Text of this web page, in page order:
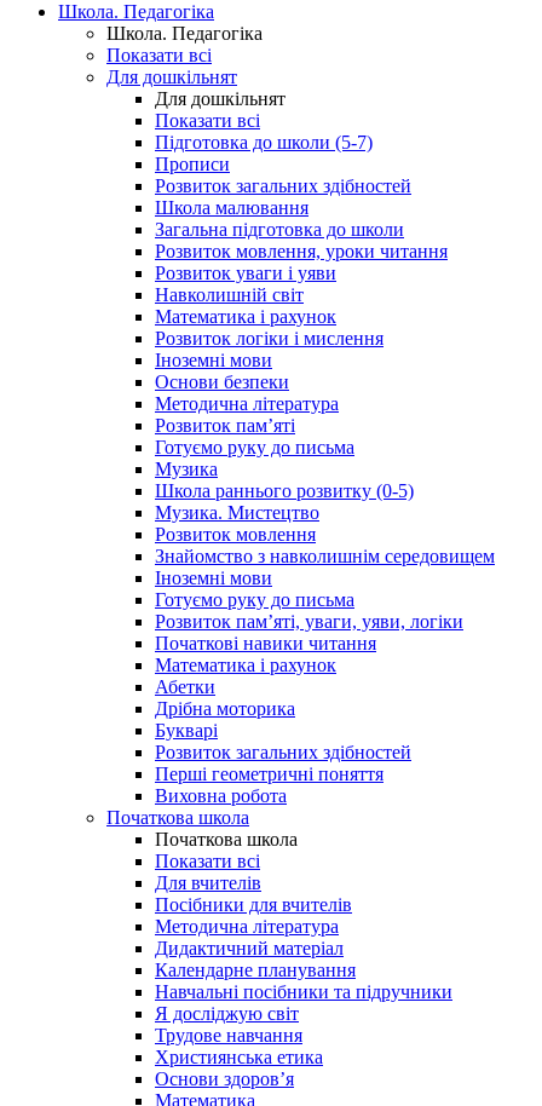
Школа. Педагогіка
Школа. Педагогіка
Показати всі
Для дошкільнят
Для дошкільнят
Показати всі
Підготовка до школи (5-7)
Прописи
Розвиток загальних здібностей
Школа малювання
Загальна підготовка до школи
Розвиток мовлення, уроки читання
Розвиток уваги і уяви
Навколишній світ
Математика і рахунок
Розвиток логіки і мислення
Іноземні мови
Основи безпеки
Методична література
Розвиток пам’яті
Готуємо руку до письма
Музика
Школа раннього розвитку (0-5)
Музика. Мистецтво
Розвиток мовлення
Знайомство з навколишнім середовищем
Іноземні мови
Готуємо руку до письма
Розвиток пам’яті, уваги, уяви, логіки
Початкові навики читання
Математика і рахунок
Абетки
Дрібна моторика
Букварі
Розвиток загальних здібностей
Перші геометричні поняття
Виховна робота
Початкова школа
Початкова школа
Показати всі
Для вчителів
Посібники для вчителів
Методична література
Дидактичний матеріал
Календарне планування
Навчальні посібники та підручники
Я досліджую світ
Трудове навчання
Християнська етика
Основи здоров’я
Математика